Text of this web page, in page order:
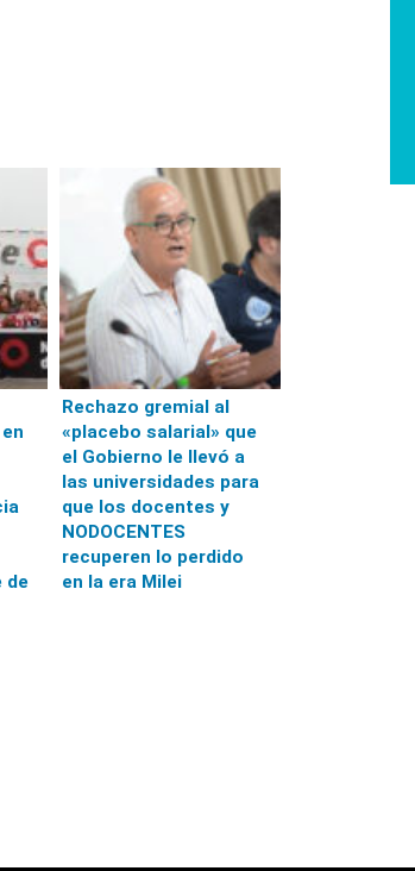
de
Rechazo gremial al
«placebo salarial» que
el Gobierno le llevó a
las universidades para
que los docentes y
NODOCENTES
recuperen lo perdido
en la era Milei